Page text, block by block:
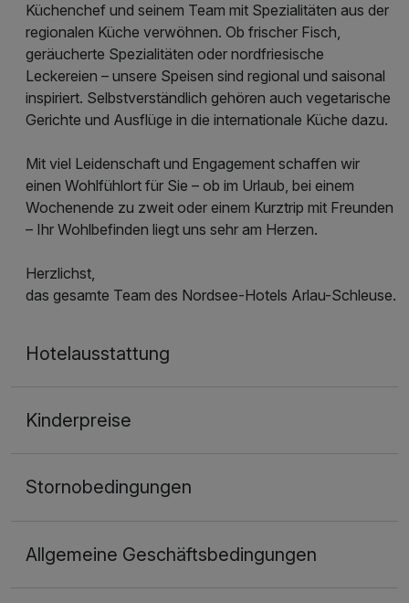
Küchenchef und seinem Team mit Spezialitäten aus der
regionalen Küche verwöhnen. Ob frischer Fisch,
geräucherte Spezialitäten oder nordfriesische
Leckereien – unsere Speisen sind regional und saisonal
inspiriert. Selbstverständlich gehören auch vegetarische
Gerichte und Ausflüge in die internationale Küche dazu.
Mit viel Leidenschaft und Engagement schaffen wir
einen Wohlfühlort für Sie – ob im Urlaub, bei einem
Wochenende zu zweit oder einem Kurztrip mit Freunden
– Ihr Wohlbefinden liegt uns sehr am Herzen.
Herzlichst,
das gesamte Team des Nordsee-Hotels Arlau-Schleuse.
Hotelausstattung
Kinderpreise
Stornobedingungen
Allgemeine Geschäftsbedingungen